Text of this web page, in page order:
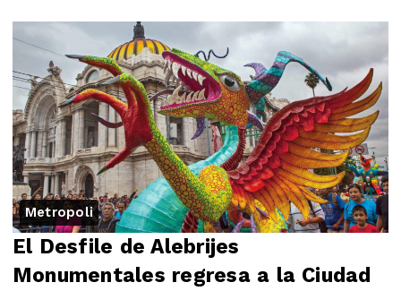
Metropoli
El Desfile de Alebrijes
Monumentales regresa a la Ciudad